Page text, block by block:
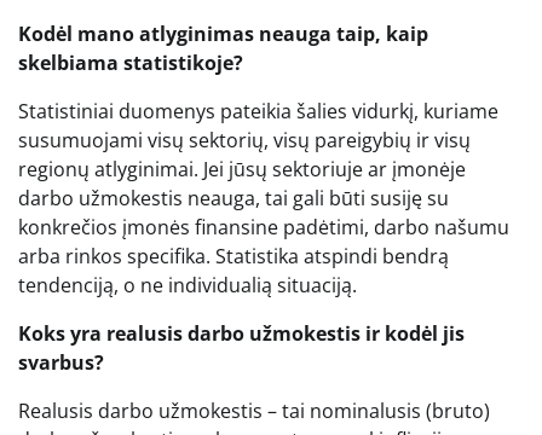
Kodėl mano atlyginimas neauga taip, kaip
skelbiama statistikoje?
Statistiniai duomenys pateikia šalies vidurkį, kuriame
susumuojami visų sektorių, visų pareigybių ir visų
regionų atlyginimai. Jei jūsų sektoriuje ar įmonėje
darbo užmokestis neauga, tai gali būti susiję su
konkrečios įmonės finansine padėtimi, darbo našumu
arba rinkos specifika. Statistika atspindi bendrą
tendenciją, o ne individualią situaciją.
Koks yra realusis darbo užmokestis ir kodėl jis
svarbus?
Realusis darbo užmokestis – tai nominalusis (bruto)